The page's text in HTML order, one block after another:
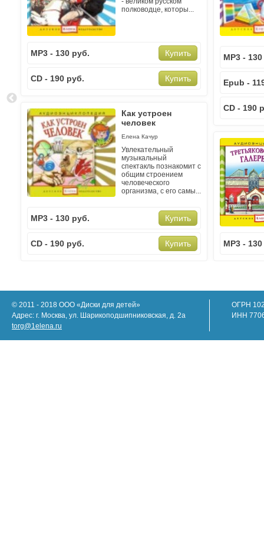
полководце, которы...
MP3 - 130 руб. Купить
CD - 190 руб. Купить
Как устроен
человек
Елена Качур
Увлекательный
музыкальный
спектакль познакомит с
общим строением
человеческого
организма, с его самы...
MP3 - 130 руб. Купить
CD - 190 руб. Купить
MP3 -
Epub -
CD - 190
MP3 -
© 2011 - 2018 ООО «Диски для детей»
Адрес: г. Москва, ул. Шарикоподшипниковская, д. 2а
torg@1elena.ru
ОГРН
ИНН